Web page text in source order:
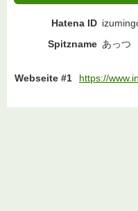
Hatena ID
Spitzname あっつ
Webseite #1 https://